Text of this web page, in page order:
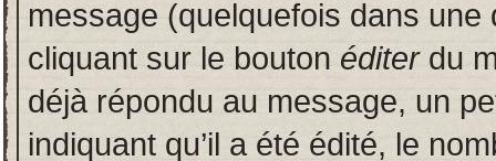
message (quelquefois dans
cliquant sur le bouton éditerdu
déjà répondu au message, un
indiquant qu’il a été édité, le